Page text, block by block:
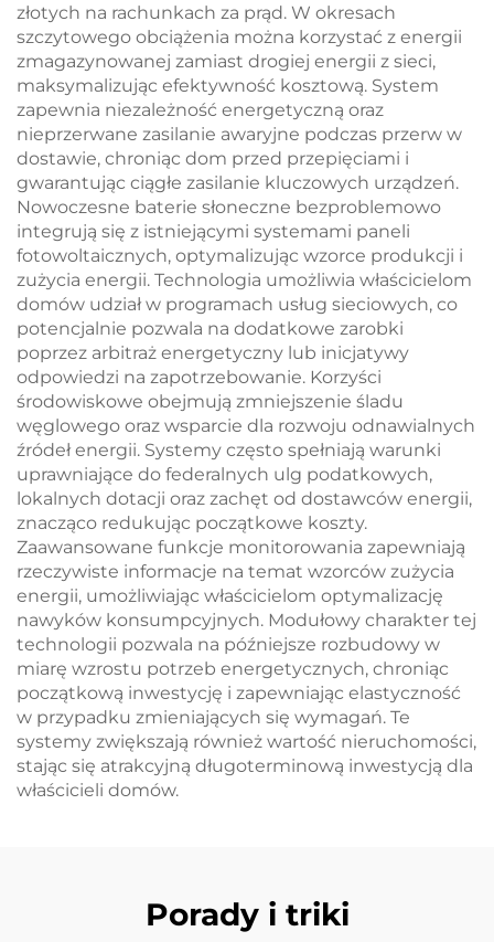
złotych na rachunkach za prąd. W okresach
szczytowego obciążenia można korzystać z energii
zmagazynowanej zamiast drogiej energii z sieci,
maksymalizując efektywność kosztową. System
zapewnia niezależność energetyczną oraz
nieprzerwane zasilanie awaryjne podczas przerw w
dostawie, chroniąc dom przed przepięciami i
gwarantując ciągłe zasilanie kluczowych urządzeń.
Nowoczesne baterie słoneczne bezproblemowo
integrują się z istniejącymi systemami paneli
fotowoltaicznych, optymalizując wzorce produkcji i
zużycia energii. Technologia umożliwia właścicielom
domów udział w programach usług sieciowych, co
potencjalnie pozwala na dodatkowe zarobki
poprzez arbitraż energetyczny lub inicjatywy
odpowiedzi na zapotrzebowanie. Korzyści
środowiskowe obejmują zmniejszenie śladu
węglowego oraz wsparcie dla rozwoju odnawialnych
źródeł energii. Systemy często spełniają warunki
uprawniające do federalnych ulg podatkowych,
lokalnych dotacji oraz zachęt od dostawców energii,
znacząco redukując początkowe koszty.
Zaawansowane funkcje monitorowania zapewniają
rzeczywiste informacje na temat wzorców zużycia
energii, umożliwiając właścicielom optymalizację
nawyków konsumpcyjnych. Modułowy charakter tej
technologii pozwala na późniejsze rozbudowy w
miarę wzrostu potrzeb energetycznych, chroniąc
początkową inwestycję i zapewniając elastyczność
w przypadku zmieniających się wymagań. Te
systemy zwiększają również wartość nieruchomości,
stając się atrakcyjną długoterminową inwestycją dla
właścicieli domów.
Porady i triki